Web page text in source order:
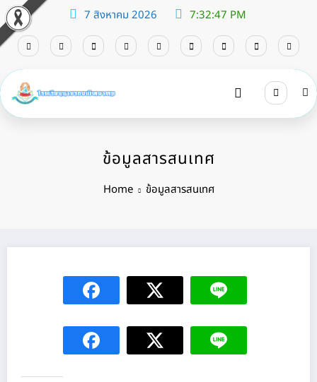
7 สิงหาคม 2026 7:32:47 PM
ข้อมูลสารสนเทศ
Home ข้อมูลสารสนเทศ